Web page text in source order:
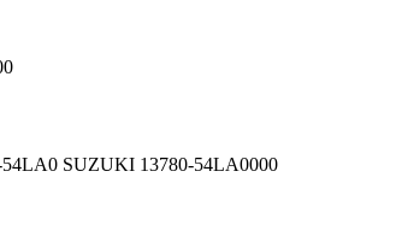
SUZUKI 13780-54LA0000